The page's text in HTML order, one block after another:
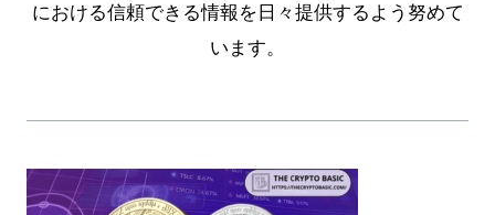
における信頼できる情報を日々提供するよう努めて
います。